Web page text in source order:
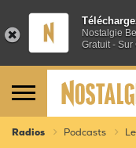
Nostalgie
Gratuit -
Radios Podcasts